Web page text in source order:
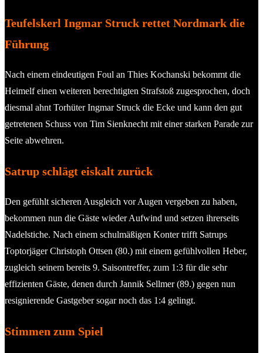
Teufelskerl Ingmar Struck rettet Nordmark die
Führung
Nach einem eindeutigen Foul an Thies Kochanski bekommt die
Heimelf einen weiteren berechtigten Strafstoß zugesprochen, doch
diesmal ahnt Torhüter Ingmar Struck die Ecke und kann den gut
getretenen Schuss von Tim Sienknecht mit einer starken Parade zur
Seite abwehren.
Satrup schlägt eiskalt zurück
Den gefühlt sicheren Ausgleich vor Augen vergeben zu haben,
bekommen nun die Gäste wieder Aufwind und setzen ihrerseits
Nadelstiche. Nach einem schulmäßigen Konter trifft Satrups
Toptorjäger Christoph Ottsen (80.) mit einem gefühlvollen Heber,
zugleich seinem bereits 9. Saisontreffer, zum 1:3 für die sehr
effizienten Gäste, denen durch Jannik Sellmer (89.) gegen nun
resignierende Gastgeber sogar noch das 1:4 gelingt.
Stimmen zum Spiel